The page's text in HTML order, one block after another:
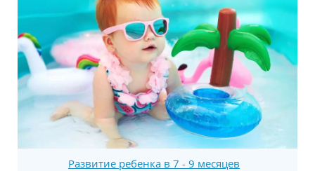
Развитие ребенка в 7 - 9 месяцев